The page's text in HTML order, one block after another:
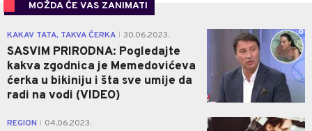
MOŽDA ĆE VAS ZANIMATI
KAKAV TATA, TAKVA ĆERKA 30.06.2023.
SASVIM PRIRODNA: Pogledajte
kakva zgodnica je Memedovićeva
ćerka u bikiniju i šta sve umije da
radi na vodi (VIDEO)
0
REGION 04.06.2023. 0